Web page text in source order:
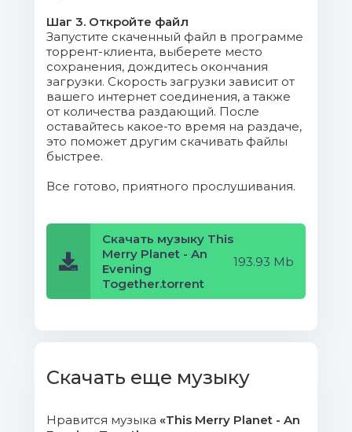
Шаг 3. Откройте файл
Запустите скаченный файл в программе
торрент-клиента, выберете место
сохранения, дождитесь окончания
загрузки. Скорость загрузки зависит от
вашего интернет соединения, а также
от количества раздающий. После
оставайтесь какое-то время на раздаче,
это поможет другим скачивать файлы
быстрее.
Все готово, приятного прослушивания.
Скачать музыку This
Merry Planet - An
Evening
Together.torrent
193.93 Mb
Скачать еще музыку
Нравится музыка «This Merry Planet - An